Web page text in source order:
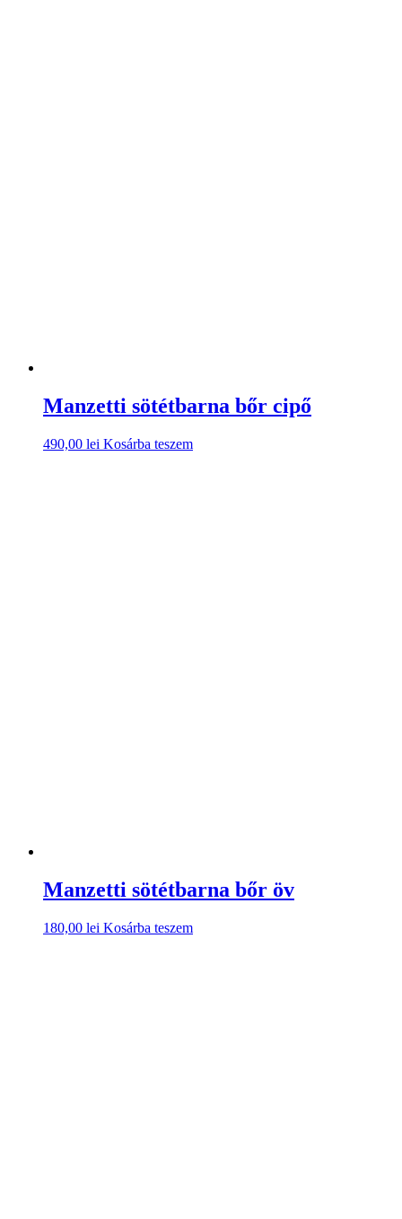
Manzetti sötétbarna bőr cipő
490,00 lei Kosárba teszem
Manzetti sötétbarna bőr öv
180,00 lei Kosárba teszem